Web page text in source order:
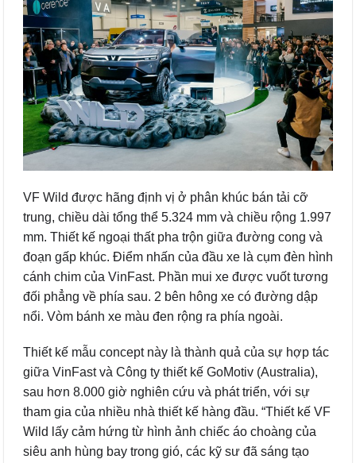
VF Wild được hãng định vị ở phân khúc bán tải cỡ
trung, chiều dài tổng thể 5.324 mm và chiều rộng 1.997
mm. Thiết kế ngoại thất pha trộn giữa đường cong và
đoạn gấp khúc. Điểm nhấn của đầu xe là cụm đèn hình
cánh chim của VinFast. Phần mui xe được vuốt tương
đối phẳng về phía sau. 2 bên hông xe có đường dập
nổi. Vòm bánh xe màu đen rộng ra phía ngoài.
Thiết kế mẫu concept này là thành quả của sự hợp tác
giữa VinFast và Công ty thiết kế GoMotiv (Australia),
sau hơn 8.000 giờ nghiên cứu và phát triển, với sự
tham gia của nhiều nhà thiết kế hàng đầu. “Thiết kế VF
Wild lấy cảm hứng từ hình ảnh chiếc áo choàng của
siêu anh hùng bay trong gió, các kỹ sư đã sáng tạo